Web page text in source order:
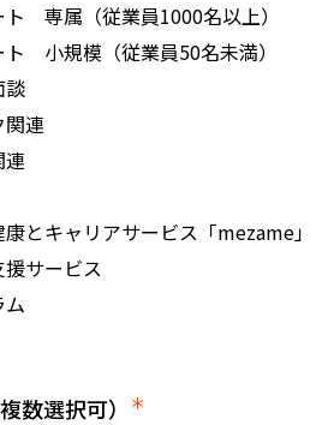
専属（従業員1000名以上）
小規模（従業員50名未満）
談
連
連
とキャリアサービス「mezame」
サービス
数選択可） ＊